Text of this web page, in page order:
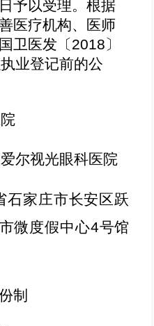
予以受理。根据
医疗机构、医师
卫医发〔2018〕
业登记前的公
尔视光眼科医院
石家庄市长安区跃
微度假中心4号馆
制